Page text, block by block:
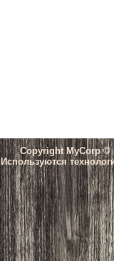
Copyright MyCorp ©
Используются